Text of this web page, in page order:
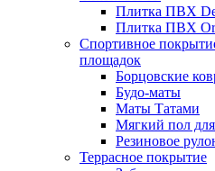
Плитка ПВХ
Плитка ПВХ
Спортивное
площадок
Борцовские
Будо-маты
Маты Татами
Мягкий пол
Резиновое
Террасное покрытие